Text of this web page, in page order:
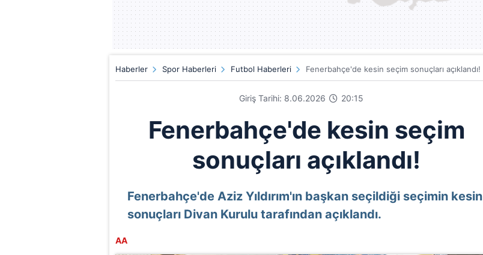
Haberler Spor Haberleri Futbol Haberleri Fenerbahçe'de kesin seçim sonuçları açıklandı!
Giriş Tarihi: 8.06.2026 20:15
Fenerbahçe'de kesin seçim
sonuçları açıklandı!
Fenerbahçe'de Aziz Yıldırım'ın başkan seçildiği seçimin kesin
sonuçları Divan Kurulu tarafından açıklandı.
AA